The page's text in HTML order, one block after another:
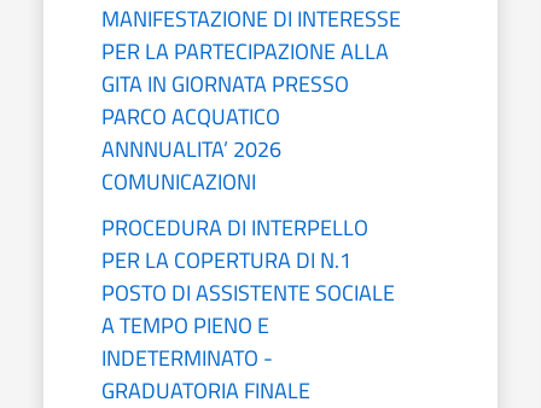
MANIFESTAZIONE DI INTERESSE
PER LA PARTECIPAZIONE ALLA
GITA IN GIORNATA PRESSO
PARCO ACQUATICO
ANNNUALITA’ 2026
COMUNICAZIONI
PROCEDURA DI INTERPELLO
PER LA COPERTURA DI N.1
POSTO DI ASSISTENTE SOCIALE
A TEMPO PIENO E
INDETERMINATO -
GRADUATORIA FINALE